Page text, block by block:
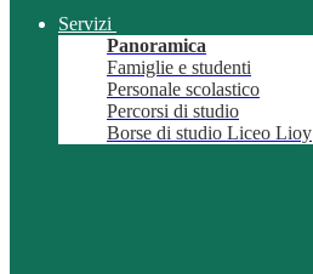
Servizi
Panoramica
Famiglie e studenti
Personale scolastico
Percorsi di studio
Borse di studio Liceo Lioy